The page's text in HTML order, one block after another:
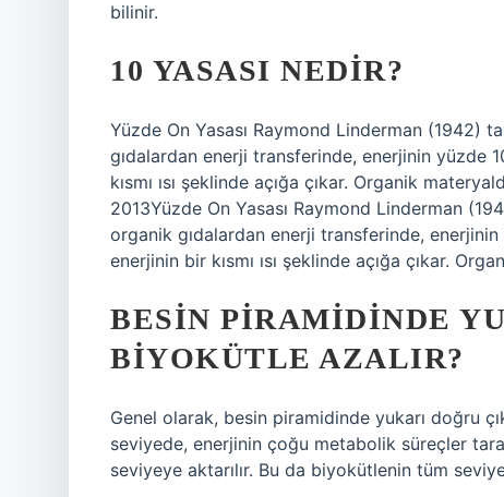
bilinir.
10 YASASI NEDIR?
Yüzde On Yasası Raymond Linderman (1942)
gıdalardan enerji transferinde, enerjinin yüzde
kısmı ısı şeklinde açığa çıkar. Organik
2013Yüzde On Yasası Raymond Linderman
organik gıdalardan enerji transferinde,
enerjinin bir kısmı ısı şeklinde açığa çıkar.
BESIN PIRAMIDINDE
BIYOKÜTLE AZALIR?
Genel olarak, besin piramidinde yukarı doğru
seviyede, enerjinin çoğu metabolik süreçler
seviyeye aktarılır. Bu da biyokütlenin tüm